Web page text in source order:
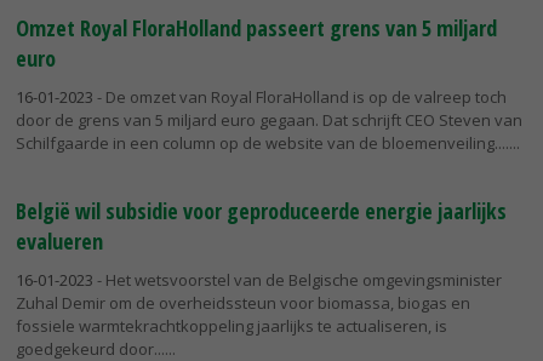
Omzet Royal FloraHolland passeert grens van 5 miljard
euro
16-01-2023 - De omzet van Royal FloraHolland is op de valreep toch
door de grens van 5 miljard euro gegaan. Dat schrijft CEO Steven van
Schilfgaarde in een column op de website van de bloemenveiling....
België wil subsidie voor geproduceerde energie jaarlijks
evalueren
16-01-2023 - Het wetsvoorstel van de Belgische omgevingsminister
Zuhal Demir om de overheidssteun voor biomassa, biogas en
fossiele warmtekrachtkoppeling jaarlijks te actualiseren, is
goedgekeurd door...